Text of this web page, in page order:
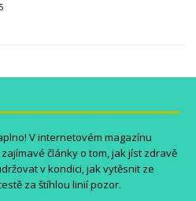
V internetovém magazínu
články o tom, jak jíst zdravě
v kondici, jak vytěsnit ze
za štíhlou linií pozor.